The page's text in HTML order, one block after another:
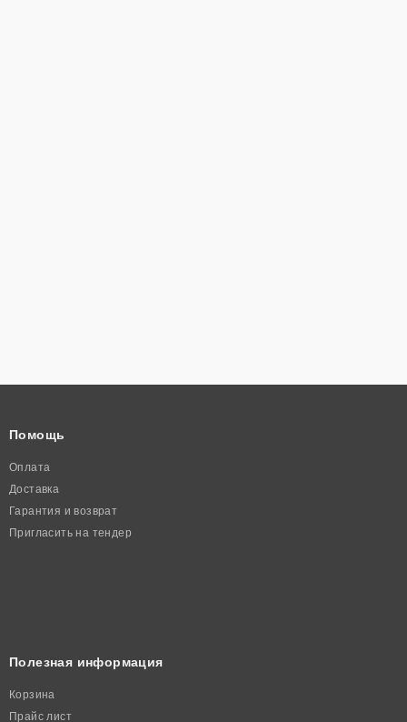
Помощь
Оплата
Доставка
Гарантия и возврат
Пригласить на тендер
Полезная информация
Корзина
Прайс лист